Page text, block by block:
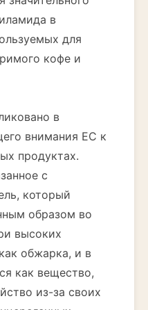
в
для
кофе и
в
внимания ЕС к
продуктах.
с
который
образом во
высоких
обжарка, и в
как вещество,
из-за своих